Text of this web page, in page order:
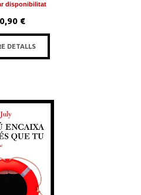
disponibilitat
€
DETALLS